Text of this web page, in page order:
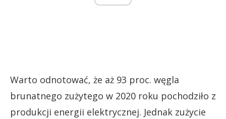
Warto odnotować, że aż 93 proc. węgla
brunatnego zużytego w 2020 roku pochodziło z
produkcji energii elektrycznej. Jednak zużycie